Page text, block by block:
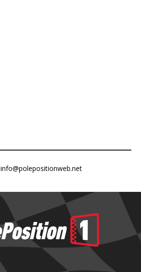
info@polepositionweb.net